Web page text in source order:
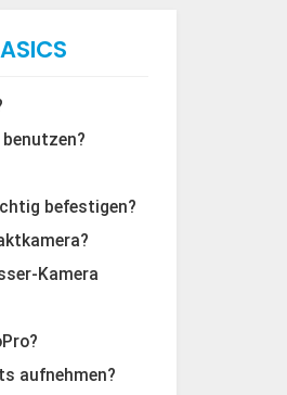
befestigen?
Kamera
aufnehmen?